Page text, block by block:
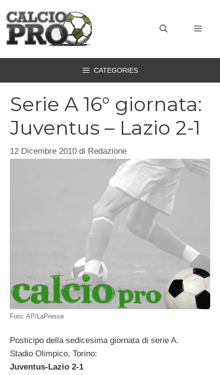
contenuto
CATEGORIES
Serie A 16° giornata:
Juventus – Lazio 2-1
12 Dicembre 2010 di Redazione
Foto: AP/LaPresse
Posticipo della sedicesima giornata di serie A.
Stadio Olimpico, Torino:
Juventus-Lazio 2-1